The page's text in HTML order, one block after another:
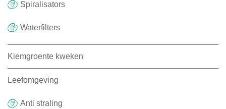
Spiralisators
Waterfilters
Kiemgroente kweken
Leefomgeving
Anti straling